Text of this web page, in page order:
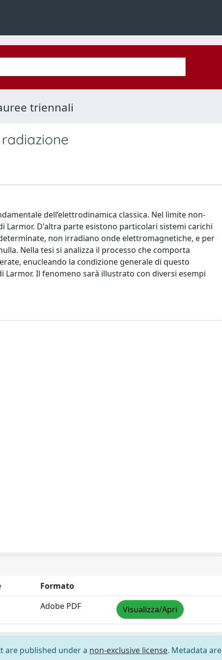
triennali
dell’elettrodinamica classica. Nel limite non-
Larmor. D'altra parte esistono particolari sistemi carichi
non irradiano onde elettromagnetiche, e per
Nella tesi si analizza il processo che comporta
enucleando la condizione generale di questo
Larmor. Il fenomeno sarà illustrato con diversi esempi
Formato
Adobe PDF Visualizza/Apri
are published under a non-exclusive license. Metadata are